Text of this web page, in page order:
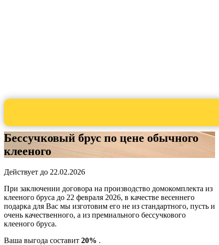
Бессучковый брус по цене обычного
клееного
Действует до 22.02.2026
При заключении договора на производство домокомплекта из
клееного бруса до 22 февраля 2026, в качестве весеннего
подарка для Вас мы изготовим его не из стандартного, пусть и
очень качественного, а из премиального бессучкового
клееного бруса.
Ваша выгода составит 20% .